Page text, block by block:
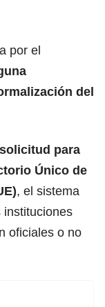
por el
del
para
Único de
, el sistema
instituciones
oficiales o no